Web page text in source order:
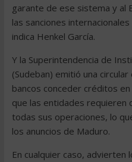
garante de ese sistema y al
las sanciones
indica Henkel García.
Y la Superintendencia de
(Sudeban) emitió una
bancos conceder créditos
que las entidades requieren
todas sus operaciones, lo
los anuncios de Maduro.
En cualquier caso,